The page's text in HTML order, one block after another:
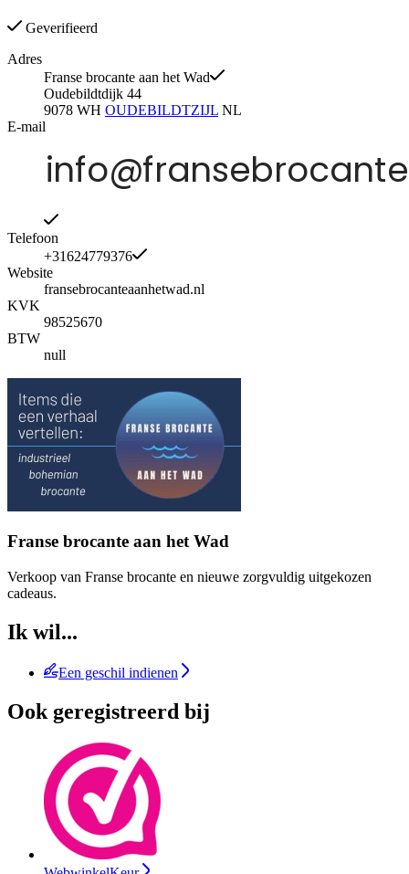
Geverifieerd
Adres
Franse brocante aan het Wad
Oudebildtdijk 44
9078 WH OUDEBILDTZIJL NL
E-mail
Telefoon
+31624779376
Website
fransebrocanteaanhetwad.nl
KVK
98525670
BTW
null
Franse brocante aan het Wad
Verkoop van Franse brocante en nieuwe zorgvuldig uitgekozen
cadeaus.
Ik wil...
Een geschil indienen
Ook geregistreerd bij